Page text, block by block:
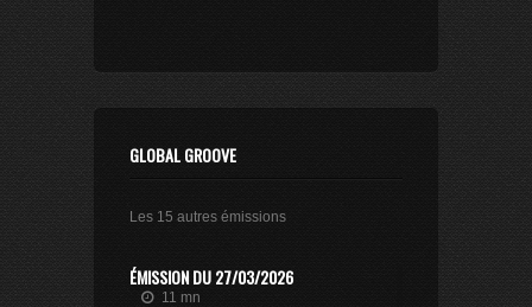
GLOBAL GROOVE
Les 15 autres émissions
ÉMISSION DU 27/03/2026
11 mn